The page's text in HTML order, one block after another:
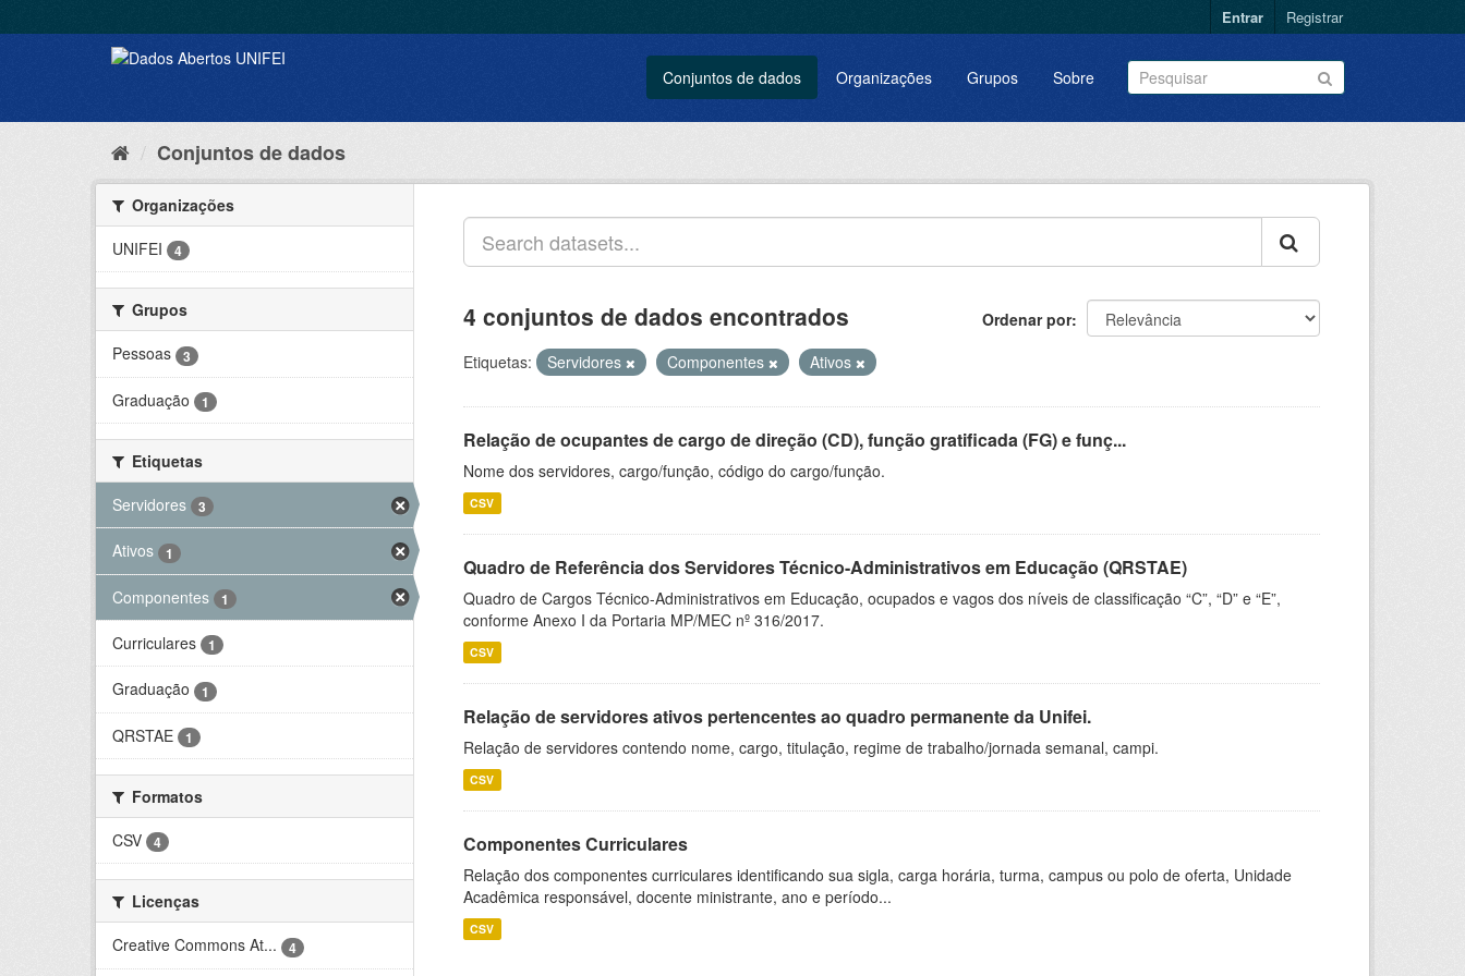
Entrar Registrar
Conjuntos de dados Organizações Grupos Sobre
Conjuntos de dados
Organizações
UNIFEI
4
Grupos
Pessoas
3
Graduação 1
Etiquetas
Servidores
3
Ativos 1
Componentes 1
Curriculares 1
Graduação 1
QRSTAE 1
Formatos
CSV
4
Licenças
Creative Commons At...
4
Ordenar por
4 conjuntos de dados encontrados
Etiquetas: Servidores Componentes Ativos
Relação de ocupantes de cargo de direção (CD), função gratificada (FG) e funç...
Nome dos servidores, cargo/função, código do cargo/função.
CSV
Quadro de Referência dos Servidores Técnico-Administrativos em Educação (QRSTAE)
Quadro de Cargos Técnico-Administrativos em Educação, ocupados e vagos dos níveis de classificação “C”, “D” e “E”,
conforme Anexo I da Portaria MP/MEC nº 316/2017.
CSV
Relação de servidores ativos pertencentes ao quadro permanente da Unifei.
Relação de servidores contendo nome, cargo, titulação, regime de trabalho/jornada semanal, campi.
CSV
Componentes Curriculares
Relação dos componentes curriculares identificando sua sigla, carga horária, turma, campus ou polo de oferta, Unidade
Acadêmica responsável, docente ministrante, ano e período...
CSV